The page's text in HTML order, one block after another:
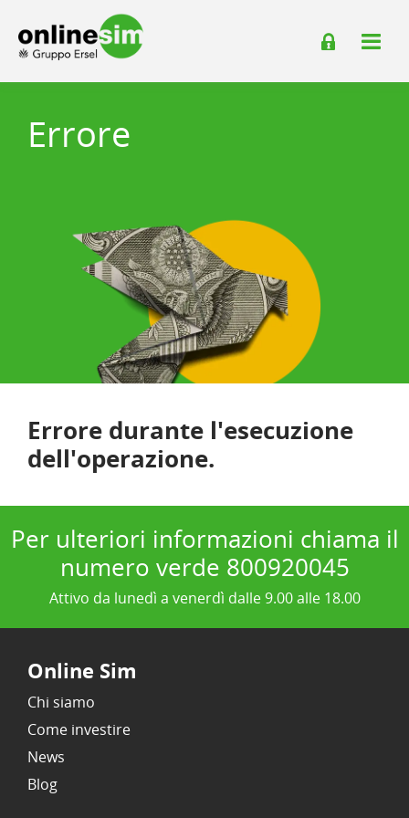
Errore
Errore durante l'esecuzione
dell'operazione.
Per ulteriori informazioni chiama il
numero verde 800920045
Attivo da lunedì a venerdì dalle 9.00 alle 18.00
Online Sim
Chi siamo
Come investire
News
Blog